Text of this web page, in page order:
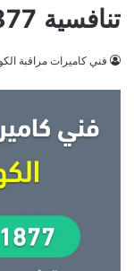
تنافسية 50501877
فني كاميرات مراقبة